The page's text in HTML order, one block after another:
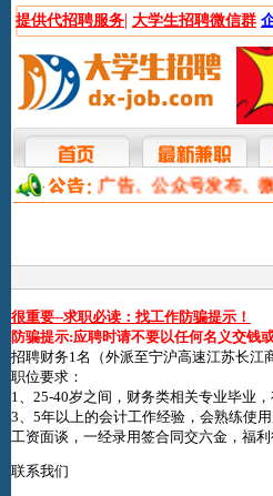
提供代招聘服务| 大学生招聘微信群
网提供网站广告、公众号发布、
很重要--求职必读：找工作防骗提示！
防骗提示:应聘时请不要以任何名义交钱
招聘财务1名（外派至宁沪高速江苏长江
职位要求：
1、25-40岁之间，财务类相关专业毕业
3、5年以上的会计工作经验，会熟练使
工资面谈，一经录用签合同交六金，福利
联系我们